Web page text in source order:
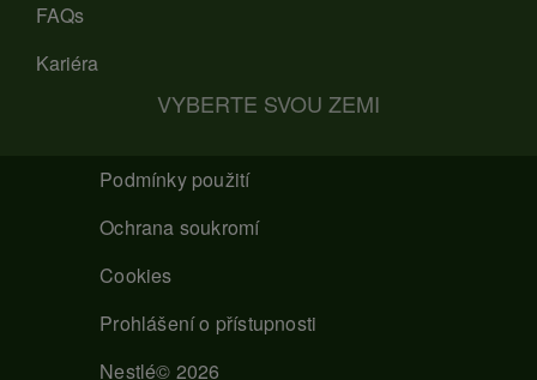
FAQs
Kariéra
VYBERTE SVOU ZEMI
Podmínky použití
Ochrana soukromí
Cookies
Prohlášení o přístupnosti
Nestlé© 2026